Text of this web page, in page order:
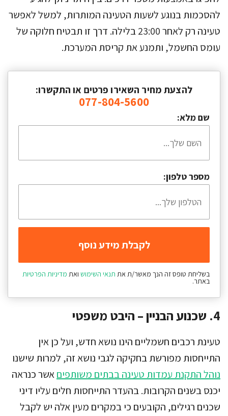
להסכמות בנוגע לשעות הטעינה המותרות, למשל לאפשר
טעינה רק לאחר 23:00 בלילה. דרך זו תבטיח חלוקה של
עומס החשמל, ותמנע את קריסת המערכת.
להצעת מחיר השאירו פרטים או התקשרו:
077-804-5600
שם מלא:
מספר טלפון:
בשליחת טופס זה הנך מאשר/ת את תנאי השימוש ואת מדיניות הפרטיות
באתר.
4. שכנוע הבניין – היבט משפטי
טעינת רכבים חשמליים הינו נושא חדש, ועל כן אין
התייחסות מפורשת בחקיקה לגבי נושא זה, למרות שישנו
נוהל התקנת עמדות טעינה בבתים משותפיםאשר כנראה
יכנס בשנים הקרובות. בהעדר התייחסות חלים עליו דיני
שכנים רגילים, הקובעים כי במקרים מעין אלה יש לקבל